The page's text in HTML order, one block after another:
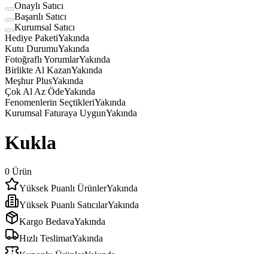
Onaylı Satıcı
Başarılı Satıcı
Kurumsal Satıcı
Hediye PaketiYakında
Kutu DurumuYakında
Fotoğraflı YorumlarYakında
Birlikte Al KazanYakında
Meşhur PlusYakında
Çok Al Az ÖdeYakında
Fenomenlerin SeçtikleriYakında
Kurumsal Faturaya UygunYakında
Kukla
0 Ürün
Yüksek Puanlı ÜrünlerYakında
Yüksek Puanlı SatıcılarYakında
Kargo BedavaYakında
Hızlı TeslimatYakında